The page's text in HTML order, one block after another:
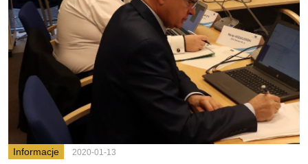
Informacje 2020-01-13